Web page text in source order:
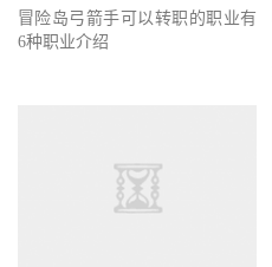
冒险岛弓箭手可以转职的职业有
6种职业介绍